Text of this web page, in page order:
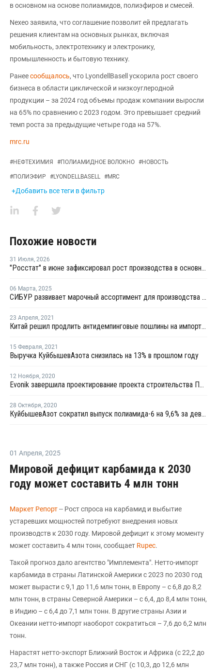
в основном на основе полиамидов, полиэфиров и смесей.
Nexeo заявила, что соглашение позволит ей предлагать
решения клиентам на основных рынках, включая
мобильность, электротехнику и электронику,
промышленность и бытовую технику.
Ранеесообщалось, что LyondellBasell ускорила рост своего
бизнеса в области циклической и низкоуглеродной
продукции – за 2024 год объемы продаж компании выросли
на 65% по сравнению с 2023 годом. Это превышает средний
темп роста за предыдущие четыре года на 57%.
mrc.ru
#НЕФТЕХИМИЯ #ПОЛИАМИДНОЕ ВОЛОКНО #НОВОСТЬ
#ПОЛИЭФИР #LYONDELLBASELL #MRC
+Добавить все теги в фильтр
Похожие новости
31 Июля, 2026
"Росстат" в июне зафиксировал рост производства в основных группах пластмасс
06 Марта, 2025
СИБУР развивает марочный ассортимент для производства одежды и аксессуаров
23 Апреля, 2021
Китай решил продлить антидемпинговые пошлины на импорт ПА6 из США, ЕС, России и региона Тайваня
15 Февраля, 2021
Выручка КуйбышевАзота снизилась на 13% в прошлом году
12 Ноября, 2020
Evonik завершила проектирование проекта строительства ПА 12 в Германии
28 Октября, 2020
КуйбышевАзот сократил выпуск полиамида-6 на 9,6% за девять месяцев
01 Апреля, 2025
Мировой дефицит карбамида к 2030
году может составить 4 млн тонн
Маркет Репорт-- Рост спроса на карбамид и выбытие
устаревших мощностей потребуют внедрения новых
производств к 2030 году. Мировой дефицит к этому моменту
может составить 4 млн тонн, сообщает Rupec.
Такой прогноз дало агентство "Имплемента". Нетто-импорт
карбамида в страны Латинской Америки с 2023 по 2030 год
может вырасти с 9,1 до 11,6 млн тонн, в Европу – с 6,8 до 8,2
млн тонн, в страны Северной Америки – с 6,4, до 8,4 млн тонн,
в Индию – с 6,4 до 7,1 млн тонн. В другие страны Азии и
Океании нетто-импорт наоборот сократиться – 7,6 до 6,2 млн
тонн.
Нарастят нетто-экспорт Ближний Восток и Африка (с 22,2 до
23,7 млн тонн), а также Россия и СНГ (с 10,3, до 12,6 млн